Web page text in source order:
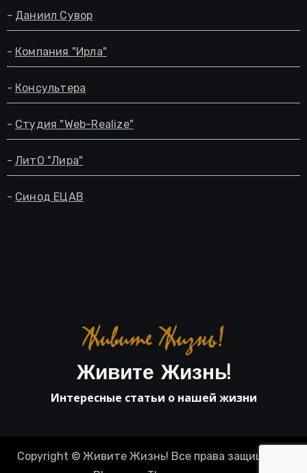
- Даниил Сувор
- Компания "Ирла"
- Консультера
- Студия "Web-Realize"
- ЛитО "Лира"
- Синод ЕЦАВ
Живите Жизнь!
Интересные статьи о нашей жизни
Copyright © Живите Жизнь! Все права защищены